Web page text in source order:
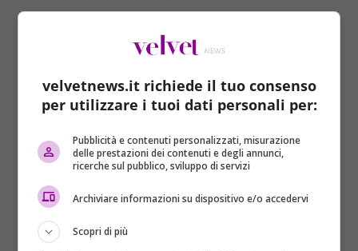
Brigitte Bardot è un mito del cinema mondiale.
Un’icona degli anni Cinquanta e Sessanta che ancora
Read More
velvetnews.it richiede il tuo consenso
per utilizzare i tuoi dati personali per:
Pubblicità e contenuti personalizzati, misurazione
delle prestazioni dei contenuti e degli annunci,
ricerche sul pubblico, sviluppo di servizi
Archiviare informazioni su dispositivo e/o accedervi
Scopri di più